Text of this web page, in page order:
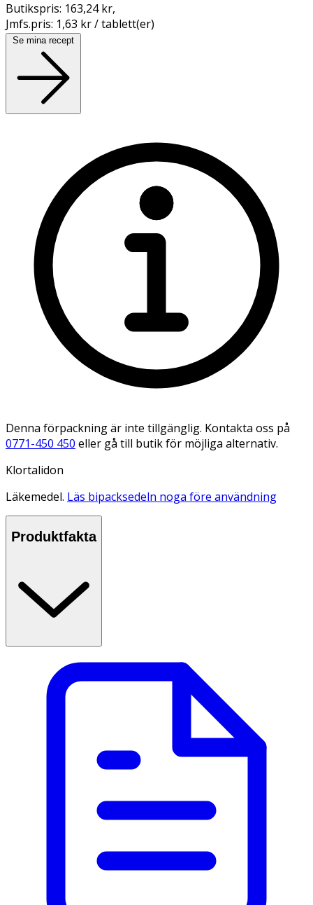
Butikspris: 163,24 kr,
Jmfs.pris: 1,63 kr / tablett(er)
Se mina recept
Denna förpackning är inte tillgänglig. Kontakta oss på
0771-450 450 eller gå till butik för möjliga alternativ.
Klortalidon
Läkemedel. Läs bipacksedeln noga före användning
Produktfakta